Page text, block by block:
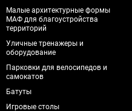
Малые архитектурные формы
МАФ для благоустройства
территорий
Уличные тренажеры и
оборудование
Парковки для велосипедов и
самокатов
Батуты
Игровые столы